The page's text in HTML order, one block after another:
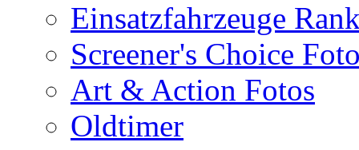
Einsatzfahrzeuge
Screener's Choice
Art & Action Fotos
Oldtimer